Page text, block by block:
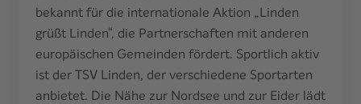
bekannt für die internationale Aktion „Linden
grüßt Linden“, die Partnerschaften mit anderen
europäischen Gemeinden fördert. Sportlich aktiv
ist der TSV Linden, der verschiedene Sportarten
anbietet. Die Nähe zur Nordsee und zur Eider lädt